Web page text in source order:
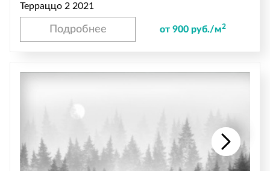
Терраццо 2 2021
Подробнее от 900 руб./м2